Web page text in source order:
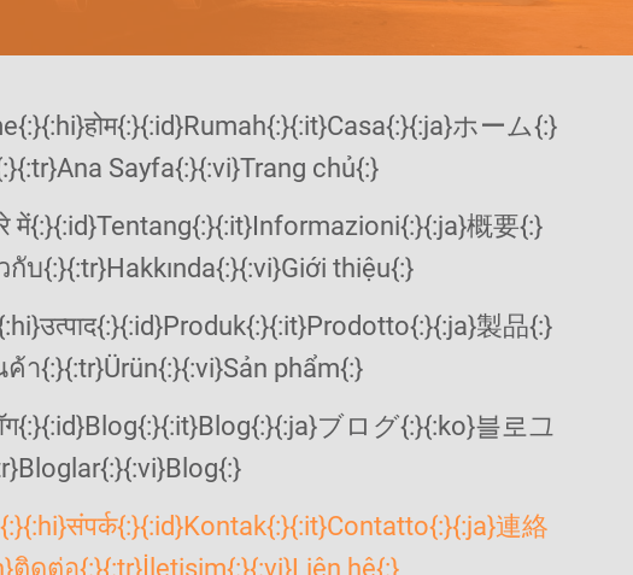
Sayfa{:}{:vi}Trang chủ{:}
บ{:}{:tr}Hakkında{:}{:vi}Giới thiệu{:}
า{:}{:tr}Ürün{:}{:vi}Sản phẩm{:}
ติดต่อ{:}{:tr}İletişim{:}{:vi}Liên hệ{:}